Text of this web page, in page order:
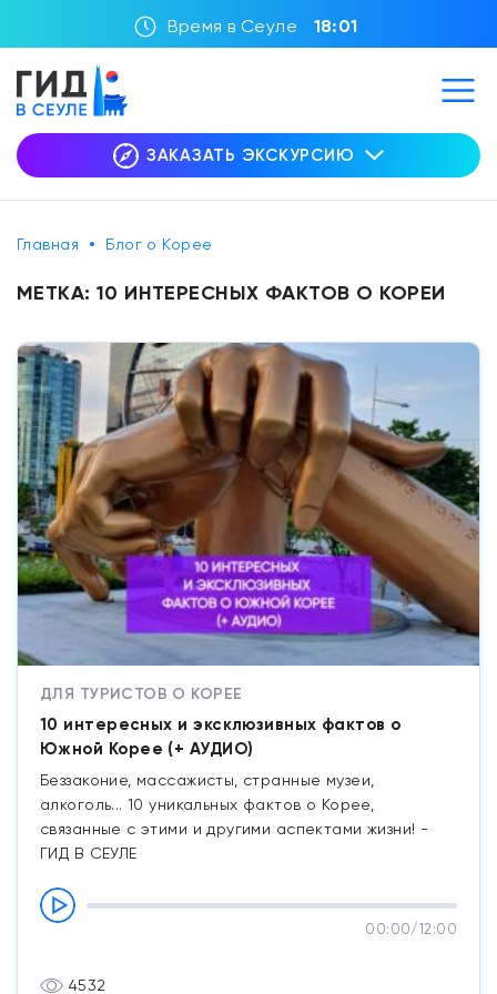
Время в Сеуле 18:01
ЗАКАЗАТЬ ЭКСКУРСИЮ
Главная Блог о Корее
МЕТКА: 10 ИНТЕРЕСНЫХ ФАКТОВ О КОРЕИ
ДЛЯ ТУРИСТОВ О КОРЕЕ
10 интересных и эксклюзивных фактов о
Южной Корее (+ АУДИО)
Беззаконие, массажисты, странные музеи,
алкоголь... 10 уникальных фактов о Корее,
связанные с этими и другими аспектами жизни! -
ГИД В СЕУЛЕ
00:00/12:00
4532